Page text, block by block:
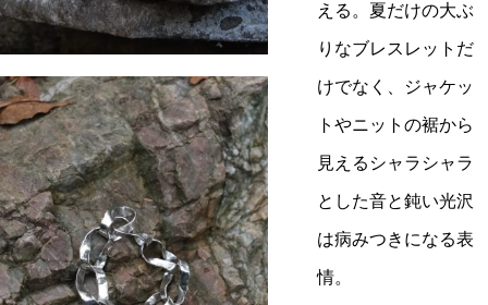
える。夏だけの大ぶ
りなブレスレットだ
けでなく、ジャケッ
トやニットの裾から
見えるシャラシャラ
とした音と鈍い光沢
は病みつきになる表
情。